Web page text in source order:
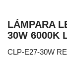
LÁMPARA
30W 6000K
CLP-E27-30W